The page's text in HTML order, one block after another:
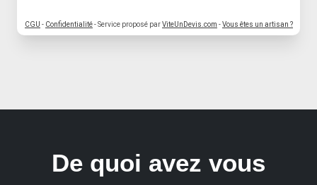
CGU - Confidentialité- Service proposé parViteUnDevis.com -Vous êtes un artisan ?
De quoi avez vous